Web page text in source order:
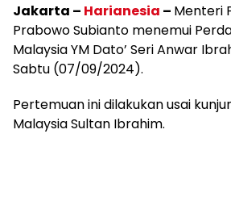
Jakarta – Harianesia – Menteri
Prabowo Subianto menemui
Malaysia YM Dato’ Seri Anwar
Sabtu (07/09/2024).
Pertemuan ini dilakukan usai
Malaysia Sultan Ibrahim.